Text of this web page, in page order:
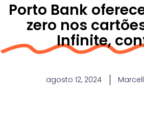
Porto Bank
zero nos
Infinite,
agosto 12, 2024